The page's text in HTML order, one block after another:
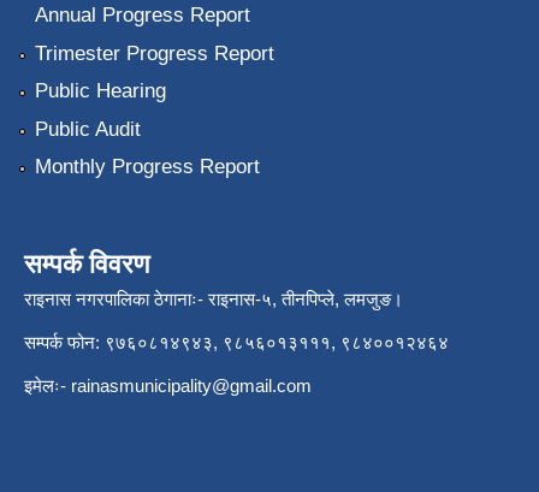
Annual Progress Report
Trimester Progress Report
Public Hearing
Public Audit
Monthly Progress Report
सम्पर्क विवरण
राइनास नगरपालिका ठेगानाः- राइनास-५, तीनपिप्ले, लमजुङ।
सम्पर्क फोन: ९७६०८१४९४३, ९८५६०१३१११, ९८४००१२४६४
इमेलः- rainasmunicipality@gmail.com